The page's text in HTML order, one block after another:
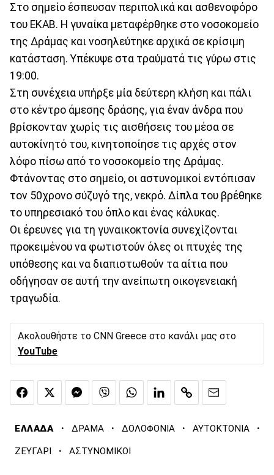
Στο σημείο έσπευσαν περιπολικά και ασθενοφόρο
του ΕΚΑΒ. Η γυναίκα μεταφέρθηκε στο νοσοκομείο
της Δράμας και νοσηλεύτηκε αρχικά σε κρίσιμη
κατάσταση. Υπέκυψε στα τραύματά τις γύρω στις
19:00.
Στη συνέχεια υπήρξε μία δεύτερη κλήση και πάλι
στο κέντρο άμεσης δράσης, για έναν άνδρα που
βρίσκονταν χωρίς τις αισθήσεις του μέσα σε
αυτοκίνητό του, κινητοποίησε τις αρχές στον
λόφο πίσω από το νοσοκομείο της Δράμας.
Φτάνοντας στο σημείο, οι αστυνομικοί εντόπισαν
τον 50χρονο σύζυγό της, νεκρό. Δίπλα του βρέθηκε
το υπηρεσιακό του όπλο και ένας κάλυκας.
Οι έρευνες για τη γυναικοκτονία συνεχίζονται
προκειμένου να φωτιστούν όλες οι πτυχές της
υπόθεσης και να διαπιστωθούν τα αίτια που
οδήγησαν σε αυτή την ανείπωτη οικογενειακή
τραγωδία.
Ακολουθήστε το CNN Greece στο κανάλι μας στο
YouTube
ΕΛΛΑΔΑ · ΔΡΑΜΑ · ΔΟΛΟΦΟΝΙΑ · ΑΥΤΟΚΤΟΝΙΑ ·
ΖΕΥΓΑΡΙ · ΑΣΤΥΝΟΜΙΚΟΙ